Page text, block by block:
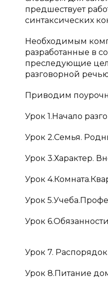
предшествует
синтаксических
Необходимым
разработанные в
преследующие
разговорной
Приводим
Урок 1.Начало
Урок 2.Семья.
Урок 3.Характер.
Урок
Урок
Урок
Урок 7.
Урок 8.Питание